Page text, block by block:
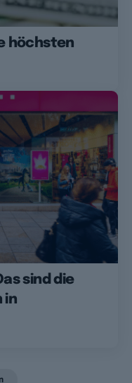
höchsten
sind die
in